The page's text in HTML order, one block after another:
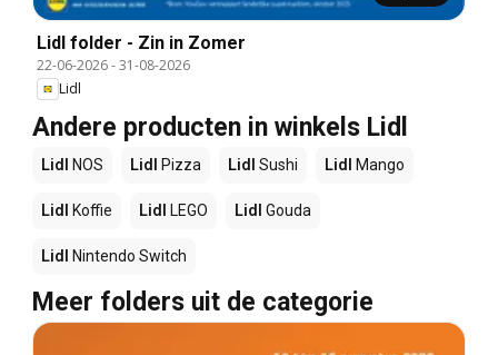
Lidl folder - Zin in Zomer
22-06-2026-31-08-2026
Lidl
Andere producten in winkels Lidl
Lidl NOS Lidl Pizza Lidl Sushi Lidl Mango
Lidl Koffie Lidl LEGO Lidl Gouda
Lidl Nintendo Switch
Meer folders uit de categorie